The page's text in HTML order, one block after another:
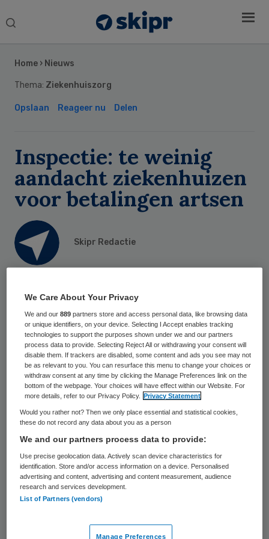
Search
Home › Nieuws
Thema: Ziekenhuiszorg
Opslaan Reageer nu Delen
Inspectie: te weinig
aandacht ziekenhuizen
voor betalingen artsen
Skipr Redactie
2092 keer gelezen
Ziekenhuizen hadden weinig of zelfs
helemaal geen zicht op bijverdiensten van
artsen in de medische industrie. Volgens de
NOS is dat de voorlopige conclusie van de
Inspectie Gezondheidszorg en Jeugd (IGJ)
na onderzoek bij verschillende ziekenhuizen,
uitgevoerd naar aanleiding van publicaties
van de onderzoeksredactie van de NOS en
Nieuwsuur.
Daaruit bleek dat tientallen cardiologen
buiten het zicht van hun ziekenhuis
Sidebar
We Care About Your Privacy
We and our889 partners store and access personal data, like browsing data
or unique identifiers, on your device. Selecting I Accept enables tracking
technologies to support the purposes shown under we and our partners
process data to provide. Selecting Reject All or withdrawing your consent will
disable them. If trackers are disabled, some content and ads you see may not
be as relevant to you. You can resurface this menu to change your choices or
withdraw consent at any time by clicking the Manage Preferences link on the
bottom of the webpage. Your choices will have effect within our Website. For
more details, refer to our Privacy Policy.
Privacy Statement
Would you rather not? Then we only place essential and statistical cookies,
these do not record any data about you as a person
We and our partners process data to provide:
Use precise geolocation data. Actively scan device characteristics for
identification. Store and/or access information on a device. Personalised
advertising and content, advertising and content measurement, audience
research and services development.
List of Partners (vendors)
Manage Preferences